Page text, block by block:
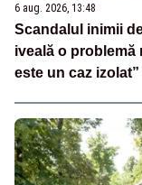
6 aug. 2026, 13:48
Scandalul inimii
iveală o problemă
este un caz izolat”